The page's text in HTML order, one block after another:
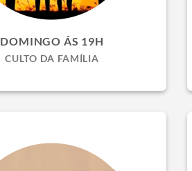
DOMINGO ÁS 19H
CULTO DA FAMÍLIA